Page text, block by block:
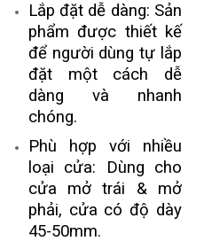
Lắp đặt dễ dàng: Sản
phẩm được thiết kế
để người dùng tự lắp
đặt một cách dễ
dàng và nhanh
chóng.
Phù hợp với nhiều
loại cửa: Dùng cho
cửa mở trái & mở
phải, cửa có độ dày
45-50mm.